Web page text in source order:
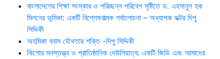
বাংলাদেশের শিক্ষা সংস্কার ও পরিচ্ছন্ন পরিবেশ সৃষ্টিতে ড. এহসানুল হক
মিলনের ভূমিকা: একটি বিশ্লেষণাত্মক পর্যালোচনা – অধ্যাপক ডক্টর দিপু
সিদ্দিকী
অহমিকা বনাম যৌথতার শক্তি -দিপু সিদ্দিকী
কিশোর মনস্তত্ত্ব ও প্রাতিষ্ঠানিক দেউলিয়াত্ব: একটি জিডি এবং আমাদের